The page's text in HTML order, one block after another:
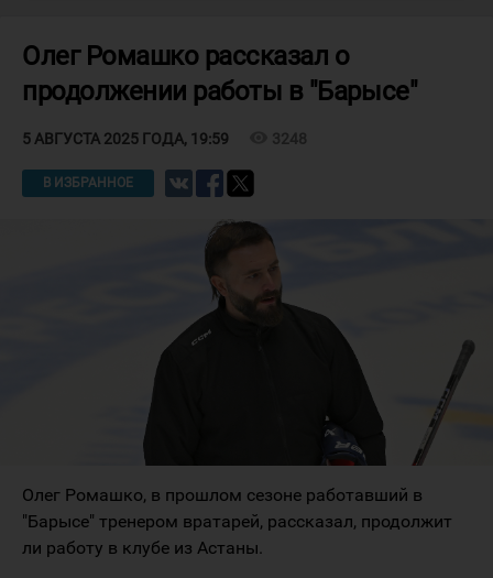
Олег Ромашко рассказал о
продолжении работы в "Барысе"
5 АВГУСТА 2025 ГОДА, 19:59 3248
В ИЗБРАННОЕ
Олег Ромашко, в прошлом сезоне работавший в
"Барысе" тренером вратарей, рассказал, продолжит
ли работу в клубе из Астаны.